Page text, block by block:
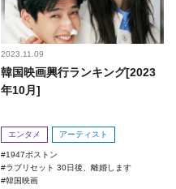
2023.11.09
韓国映画興行ランキング[2023
年10月]
エンタメ アーティスト
1947ボストン
ラブリセット 30日後、離婚します
韓国映画